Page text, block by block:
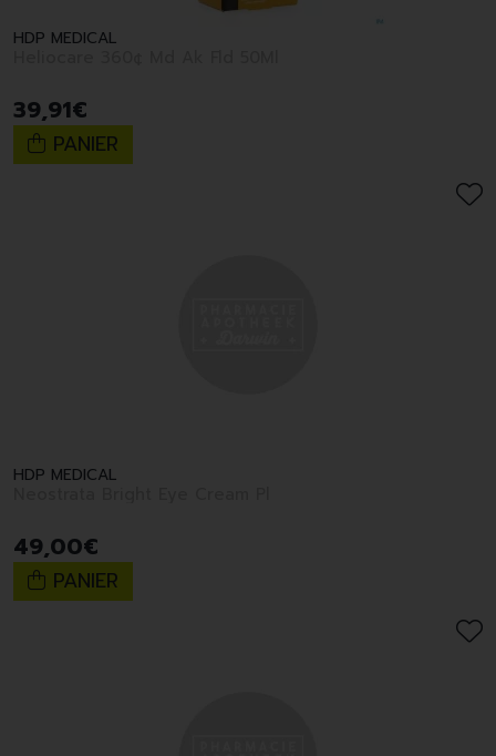
HDP MEDICAL
39,91€
PANIER
HDP MEDICAL
49,00€
PANIER